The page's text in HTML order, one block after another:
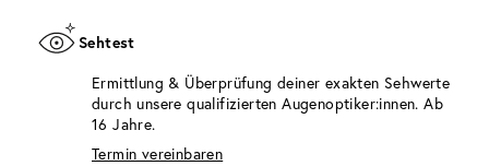
Sehtest
Ermittlung & Überprüfung deiner exakten Sehwerte
durch unsere qualifizierten Augenoptiker:innen. Ab
16 Jahre.
Termin vereinbaren